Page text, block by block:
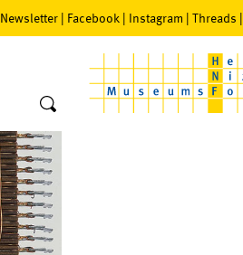
Newsletter | Facebook | Instagram | Threads |